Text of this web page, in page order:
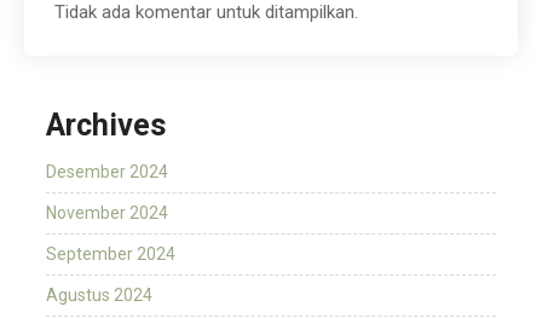
Tidak ada komentar untuk ditampilkan.
Archives
Desember 2024
November 2024
September 2024
Agustus 2024